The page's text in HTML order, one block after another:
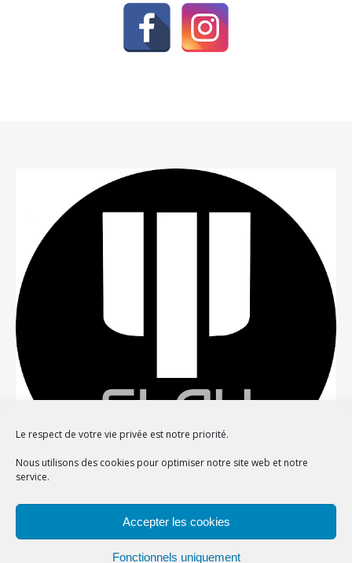
Le respect de votre vie privée est notre priorité.
Nous utilisons des cookies pour optimiser notre site web et notre
service.
Accepter les cookies
Fonctionnels uniquement
Thème Bard parWP Royal
utiliser ce site Web, vous acceptez leur utilisation.
Pour en savoir plus, notamment sur la façon de contrôler les cookies,